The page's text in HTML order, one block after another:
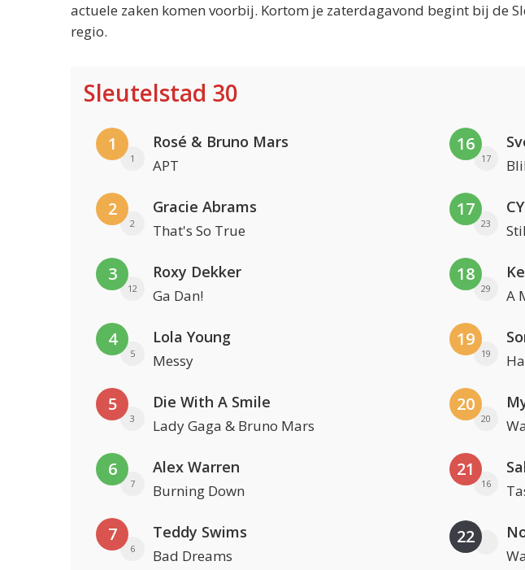
actuele zaken komen voorbij. Kortom je zaterdagavond begint bij de
regio.
Sleutelstad 30
1
1
Rosé & Bruno Mars
APT
2
2
Gracie Abrams
That's So True
3
12
Roxy Dekker
Ga Dan!
4
5
Lola Young
Messy
5
3
Die With A Smile
Lady Gaga & Bruno Mars
6
7
Alex Warren
Burning Down
7
6
Teddy Swims
Bad Dreams
16
17
17
23
18
29 A
19
19
20
20
21
16
22